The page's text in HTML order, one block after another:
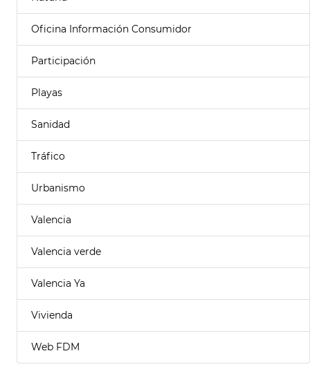
Oficina Información Consumidor
Participación
Playas
Sanidad
Tráfico
Urbanismo
Valencia
Valencia verde
Valencia Ya
Vivienda
Web FDM